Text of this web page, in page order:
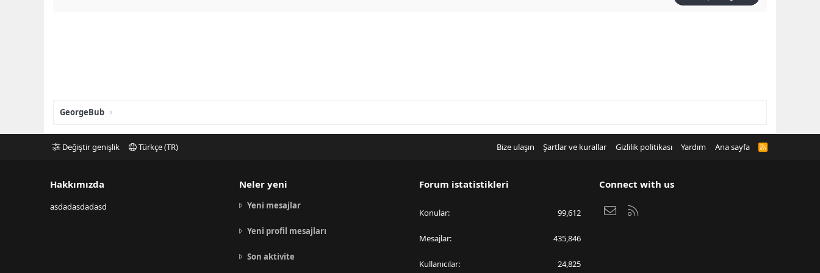
GeorgeBub
Değiştir genişlik Türkçe (TR) Bize ulaşın Şartlar ve kurallar Gizlilik politikası Yardım Ana sayfa
R
Hakkımızda
asdadasdadasd
Neler yeni
Yeni mesajlar
Yeni profil mesajları
Son aktivite
Forum istatistikleri
Konular 99,612
Mesajlar 435,846
Kullanıcılar 24,825
Connect with us
Bize ulaşın